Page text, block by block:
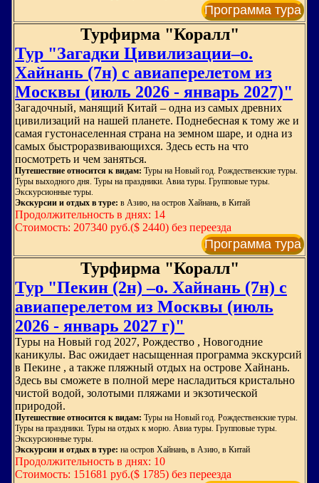
Программа тура
Турфирма "Коралл"
Тур "Загадки Цивилизации–о.
Хайнань (7н) с авиаперелетом из
Москвы (июль 2026 - январь 2027)"
Загадочный, манящий Китай – одна из самых древних
цивилизаций на нашей планете. Поднебесная к тому же и
самая густонаселенная страна на земном шаре, и одна из
самых быстроразвивающихся. Здесь есть на что
посмотреть и чем заняться.
Путешествие относится к видам: Туры на Новый год. Рождественские туры.
Туры выходного дня. Туры на праздники. Авиа туры. Групповые туры.
Экскурсионные туры.
Экскурсии и отдых в туре: в Азию, на остров Хайнань, в Китай
Продолжительность в днях: 14
Стоимость: 207340 руб.($ 2440) без переезда
Программа тура
Турфирма "Коралл"
Тур "Пекин (2н) –о. Хайнань (7н) с
авиаперелетом из Москвы (июль
2026 - январь 2027 г)"
Туры на Новый год 2027, Рождество , Новогодние
каникулы. Вас ожидает насыщенная программа экскурсий
в Пекине , а также пляжный отдых на острове Хайнань.
Здесь вы сможете в полной мере насладиться кристально
чистой водой, золотыми пляжами и экзотической
природой.
Путешествие относится к видам: Туры на Новый год. Рождественские туры.
Туры на праздники. Туры на отдых к морю. Авиа туры. Групповые туры.
Экскурсионные туры.
Экскурсии и отдых в туре: на остров Хайнань, в Азию, в Китай
Продолжительность в днях: 10
Стоимость: 151681 руб.($ 1785) без переезда